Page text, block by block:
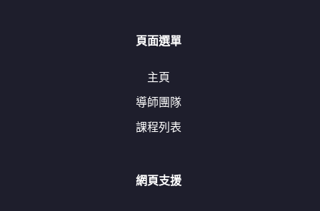
頁面選單
主頁
導師團隊
課程列表
網頁支援